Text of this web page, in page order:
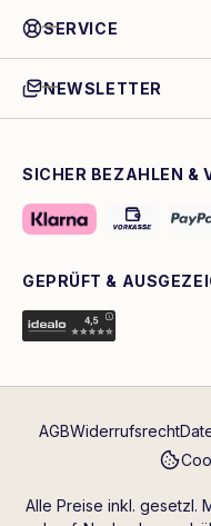
SERVICE
NEWSLETTER
SICHER BEZAHLEN &
GEPRÜFT &
AGBWiderrufsrecht
Alle Preise inkl. gesetzl.